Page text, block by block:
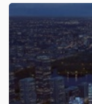
Dữ
tài
chính